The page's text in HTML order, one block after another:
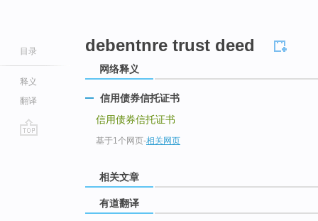
目录
释义
翻译
debentnre trust deed
网络释义
信用债券信托证书
信用债券信托证书
基于1个网页-相关网页
相关文章
有道翻译